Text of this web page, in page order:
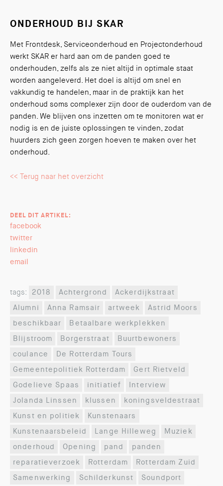
ONDERHOUD BIJ SKAR
Met Frontdesk, Serviceonderhoud en Projectonderhoud
werkt SKAR er hard aan om de panden goed te
onderhouden, zelfs als ze niet altijd in optimale staat
worden aangeleverd. Het doel is altijd om snel en
vakkundig te handelen, maar in de praktijk kan het
onderhoud soms complexer zijn door de ouderdom van de
panden. We blijven ons inzetten om te monitoren wat er
nodig is en de juiste oplossingen te vinden, zodat
huurders zich geen zorgen hoeven te maken over het
onderhoud.
<< Terug naar het overzicht
DEEL DIT ARTIKEL:
facebook
twitter
linkedin
email
tags: 2018 Achtergrond
Ackerdijkstraat
Alumni
Anna Ramsair artweek
Astrid Moors
beschikbaar
Betaalbare werkplekken
Blijstroom
Borgerstraat
Buurtbewoners
coulance
De Rotterdam Tours
Gemeentepolitiek Rotterdam
Gert Rietveld
Godelieve Spaas
initiatief
Interview
Jolanda Linssen
klussen
koningsveldestraat
Kunst en politiek
Kunstenaars
Kunstenaarsbeleid
Lange Hilleweg
Muziek
onderhoud
Opening pand
panden
reparatieverzoek
Rotterdam
Rotterdam Zuid
Samenwerking
Schilderkunst
Soundport